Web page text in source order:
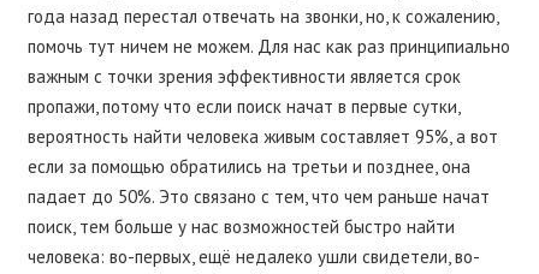
года назад перестал отвечать на звонки, но, к сожалению,
помочь тут ничем не можем. Для нас как раз принципиально
важным с точки зрения эффективности является срок
пропажи, потому что если поиск начат в первые сутки,
вероятность найти человека живым составляет 95%, а вот
если за помощью обратились на третьи и позднее, она
падает до 50%. Это связано с тем, что чем раньше начат
поиск, тем больше у нас возможностей быстро найти
человека: во-первых, ещё недалеко ушли свидетели, во-